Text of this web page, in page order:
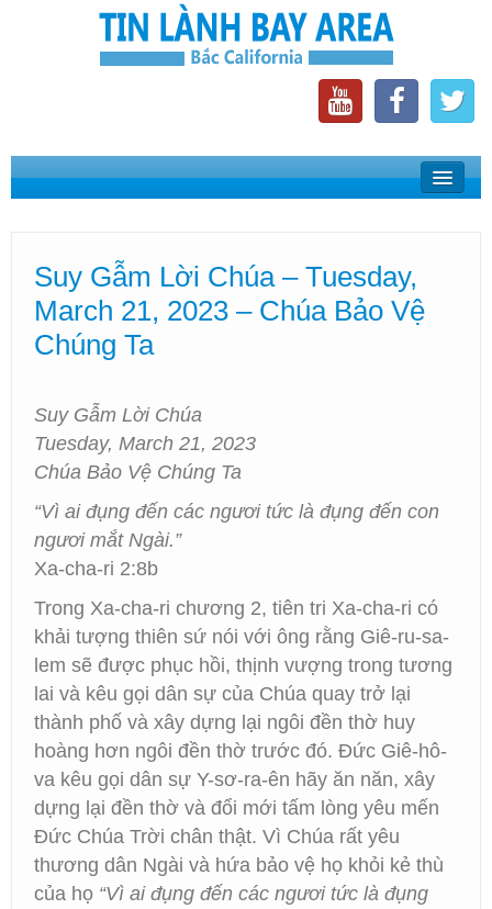
Home
Phát Thanh Tin Lành Bay Area
Các Hội Thánh Bắc California
Suy Gẫm Lời Chúa – Tuesday,
March 21, 2023 – Chúa Bảo Vệ
Chúng Ta
Suy Gẫm Lời Chúa
Tuesday, March 21, 2023
Chúa Bảo Vệ Chúng Ta
“Vì ai đụng đến các ngươi tức là đụng đến con
ngươi mắt Ngài.”
Xa-cha-ri 2:8b
Trong Xa-cha-ri chương 2, tiên tri Xa-cha-ri có
khải tượng thiên sứ nói với ông rằng Giê-ru-sa-
lem sẽ được phục hồi, thịnh vượng trong tương
lai và kêu gọi dân sự của Chúa quay trở lại
thành phố và xây dựng lại ngôi đền thờ huy
hoàng hơn ngôi đền thờ trước đó. Đức Giê-hô-
va kêu gọi dân sự Y-sơ-ra-ên hãy ăn năn, xây
dựng lại đền thờ và đổi mới tấm lòng yêu mến
Đức Chúa Trời chân thật. Vì Chúa rất yêu
thương dân Ngài và hứa bảo vệ họ khỏi kẻ thù
của họ “Vì ai đụng đến các ngươi tức là đụng